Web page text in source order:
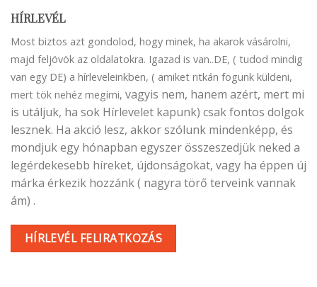
HÍRLEVÉL
Most biztos azt gondolod, hogy minek, ha akarok vásárolni,
majd feljövök az oldalatokra. Igazad is van..DE, ( tudod mindig
van egy DE) a hírleveleinkben, ( amiket ritkán fogunk küldeni,
mert tök nehéz megírni, vagyis nem, hanem azért, mert mi
is utáljuk, ha sok Hírlevelet kapunk) csak fontos dolgok
lesznek. Ha akció lesz, akkor szólunk mindenképp, és
mondjuk egy hónapban egyszer összeszedjük neked a
legérdekesebb híreket, újdonságokat, vagy ha éppen új
márka érkezik hozzánk ( nagyra törő terveink vannak
ám) .
HÍRLEVÉL FELIRATKOZÁS